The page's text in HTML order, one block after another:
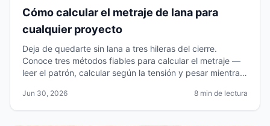
Cómo calcular el metraje de lana para
cualquier proyecto
Deja de quedarte sin lana a tres hileras del cierre.
Conoce tres métodos fiables para calcular el metraje —
leer el patrón, calcular según la tensión y pesar mientras
sustituciones.
Jun 30, 2026 8 min de lectura